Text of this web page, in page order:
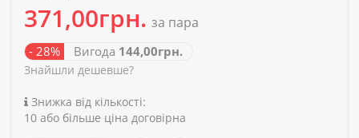
371,00грн. за пара
- 28% Вигода 144,00грн.
Знайшли дешевше?
Знижка від кількості:
10 або більше ціна договірна